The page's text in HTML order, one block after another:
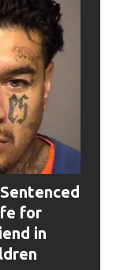
for
in